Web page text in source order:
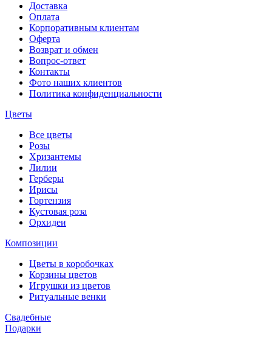
Доставка
Оплата
Корпоративным клиентам
Оферта
Возврат и обмен
Вопрос-ответ
Контакты
Фото наших клиентов
Политика конфиденциальности
Цветы
Все цветы
Розы
Хризантемы
Лилии
Герберы
Ирисы
Гортензия
Кустовая роза
Орхидеи
Композиции
Цветы в коробочках
Корзины цветов
Игрушки из цветов
Ритуальные венки
Свадебные
Подарки